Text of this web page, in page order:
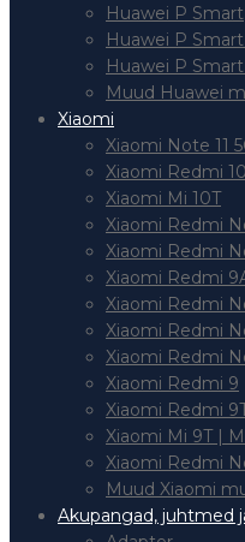
Huawei P Smart
Huawei P
Huawei P Smart
Muud Huawei
Xiaomi
Xiaomi Note 11
Xiaomi Redmi
Xiaomi Mi 10T
Xiaomi Redmi
Xiaomi Redmi
Xiaomi Redmi
Xiaomi Redmi
Xiaomi Redmi
Xiaomi Redmi
Xiaomi Redmi 9
Xiaomi Redmi
Xiaomi Mi 9T |
Xiaomi Redmi
Muud Xiaomi
Akupangad, juhtmed